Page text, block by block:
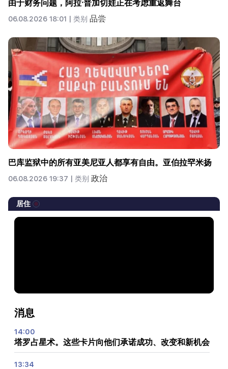
由于财务问题，阿拉·普加切娃正在考虑重返舞台
06.08.2026 18:01 | 类别 品尝
巴库监狱中的所有亚美尼亚人都享有自由。亚伯拉罕米扬
06.08.2026 19:37 | 类别 政治
居住
消息
14:00
塔罗占星术。这些卡片向他们承诺成功、改变和新机会
13:34